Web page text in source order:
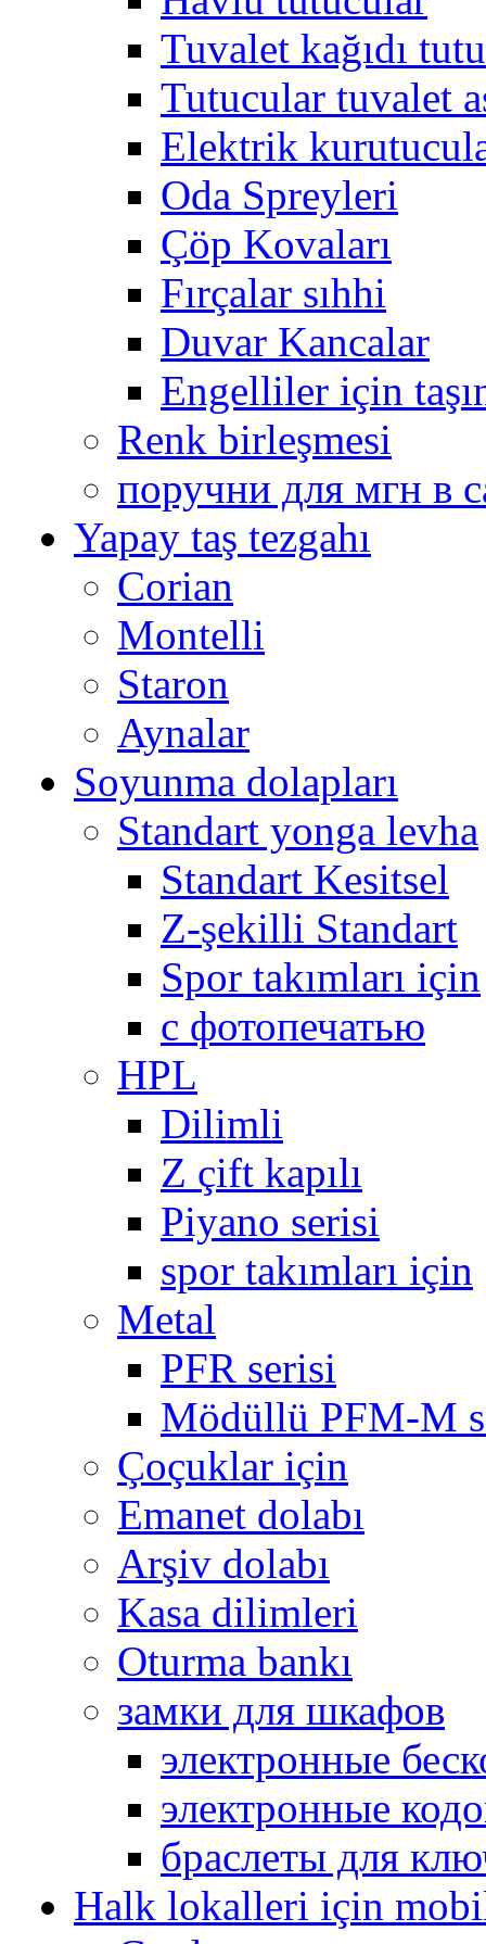
Tuvalet kağıdı
Tutucular tuvalet
Elektrik
Oda Spreyleri
Çöp Kovaları
Fırçalar sıhhi
Duvar Kancalar
Engelliler için
Renk birleşmesi
поручни для мгн в
Yapay taş tezgahı
Corian
Montelli
Staron
Aynalar
Soyunma dolapları
Standart yonga levha
Standart Kesitsel
Z-şekilli Standart
Spor takımları için
с фотопечатью
HPL
Dilimli
Z çift kapılı
Piyano serisi
spor takımları için
Metal
PFR serisi
Mödüllü PFM-M
Çoçuklar için
Emanet dolabı
Arşiv dolabı
Kasa dilimleri
Oturma bankı
замки для шкафов
электронные
электронные
браслеты для
Halk lokalleri için